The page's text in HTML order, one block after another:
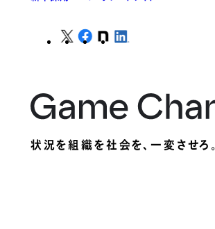
状況を組織を社会を、一変させろ。